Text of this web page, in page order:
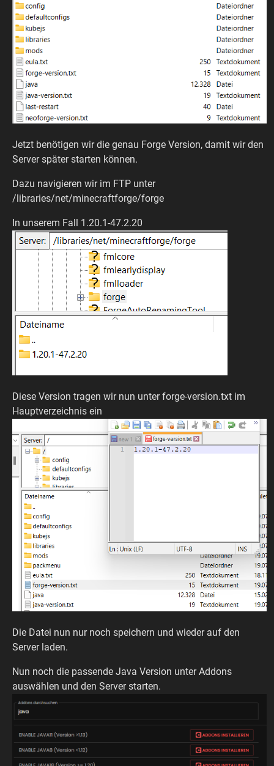
Jetzt benötigen wir die genau Forge Version, damit wir den
Server später starten können.
Dazu navigieren wir im FTP unter
/libraries/net/minecraftforge/forge
In unserem Fall 1.20.1-47.2.20
Diese Version tragen wir nun unter forge-version.txt im
Hauptverzeichnis ein
Die Datei nun nur noch speichern und wieder auf den
Server laden.
Nun noch die passende Java Version unter Addons
auswählen und den Server starten.